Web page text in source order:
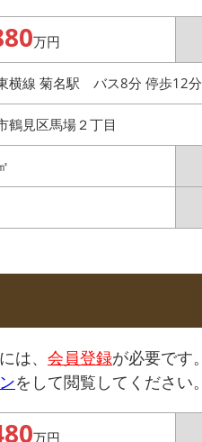
万円
横線 菊名駅 バス8分 停歩12分
鶴見区馬場２丁目
は、 会員登録が必要です。
をして閲覧してください。
万円